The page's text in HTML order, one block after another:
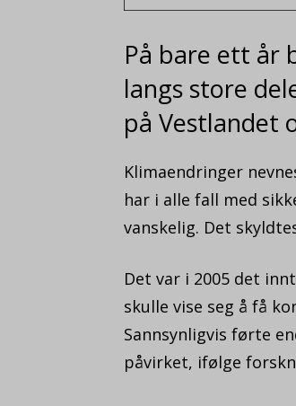
På bare ett år
langs store
på Vestlandet
Klimaendringer
har i alle fall med
vanskelig. Det
Det var i 2005 det
skulle vise seg å få
Sannsynligvis førte
påvirket, ifølge